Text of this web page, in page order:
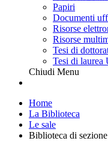
Papiri
Documenti
Risorse
Risorse
Tesi di
Tesi di laurea
Chiudi Menu
Home
La Biblioteca
Le sale
Biblioteca di